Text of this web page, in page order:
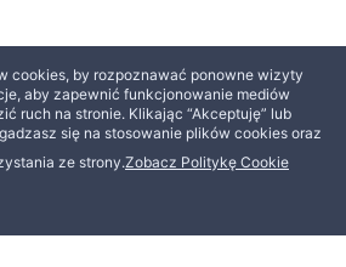
cookies, by rozpoznawać ponowne wizyty
aby zapewnić funkcjonowanie mediów
ruch na stronie. Klikając “Akceptuję” lub
się na stosowanie plików cookies oraz
ze strony.Zobacz Politykę Cookie